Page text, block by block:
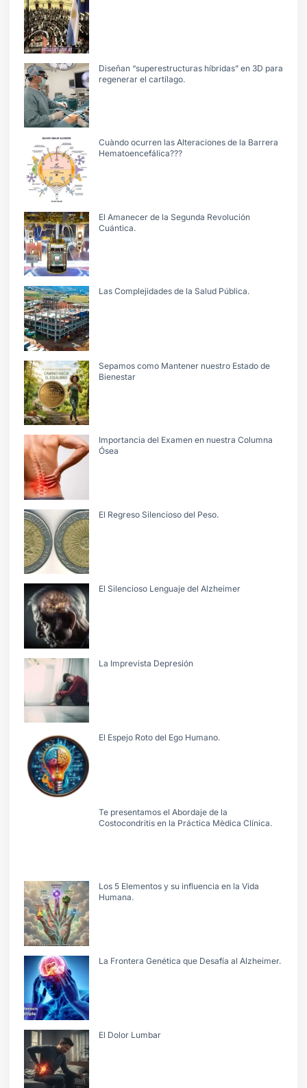
Diseñan “superestructuras híbridas” en 3D para
regenerar el cartílago.
Cuàndo ocurren las Alteraciones de la Barrera
Hematoencefálica???
El Amanecer de la Segunda Revolución
Cuántica.
Las Complejidades de la Salud Pública.
Sepamos como Mantener nuestro Estado de
Bienestar
Importancia del Examen en nuestra Columna
Ósea
El Regreso Silencioso del Peso.
El Silencioso Lenguaje del Alzheimer
La Imprevista Depresión
El Espejo Roto del Ego Humano.
Te presentamos el Abordaje de la
Costocondritis en la Práctica Mèdica Clínica.
Los 5 Elementos y su influencia en la Vida
Humana.
La Frontera Genética que Desafía al Alzheimer.
El Dolor Lumbar